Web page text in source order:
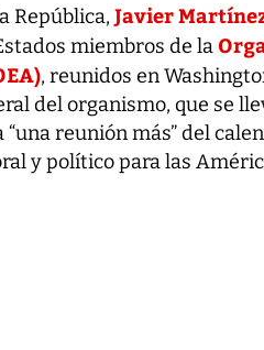
República, Javier
miembros de la
, reunidos en
del organismo, que se
“una reunión más” del
y político para las